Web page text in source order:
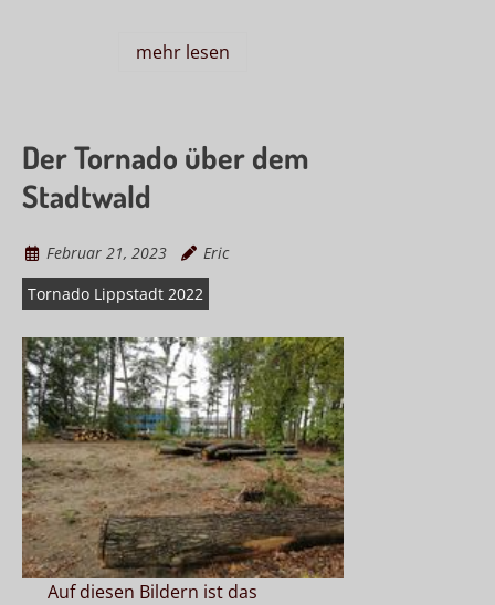
mehr lesen
Der Tornado über dem
Stadtwald
Februar 21, 2023
Eric
Tornado Lippstadt 2022
Auf diesen Bildern ist das